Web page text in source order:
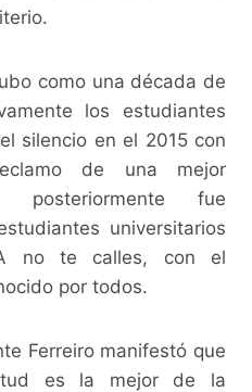
como una década de
los estudiantes
silencio en el 2015 con
de una mejor
fue
universitarios
no te calles, con el
por todos.
Ferreiro manifestó que
es la mejor de la